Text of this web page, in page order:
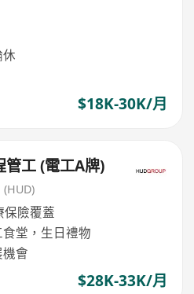
$18K-30K/月
工 (電工A牌)
(HUD)
保險覆蓋
堂，生日禮物
會
$28K-33K/月